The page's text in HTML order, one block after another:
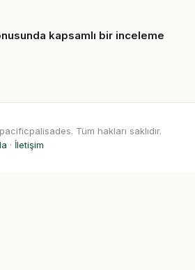
kapsamlı bir inceleme
Tüm hakları saklıdır.
· İletişim